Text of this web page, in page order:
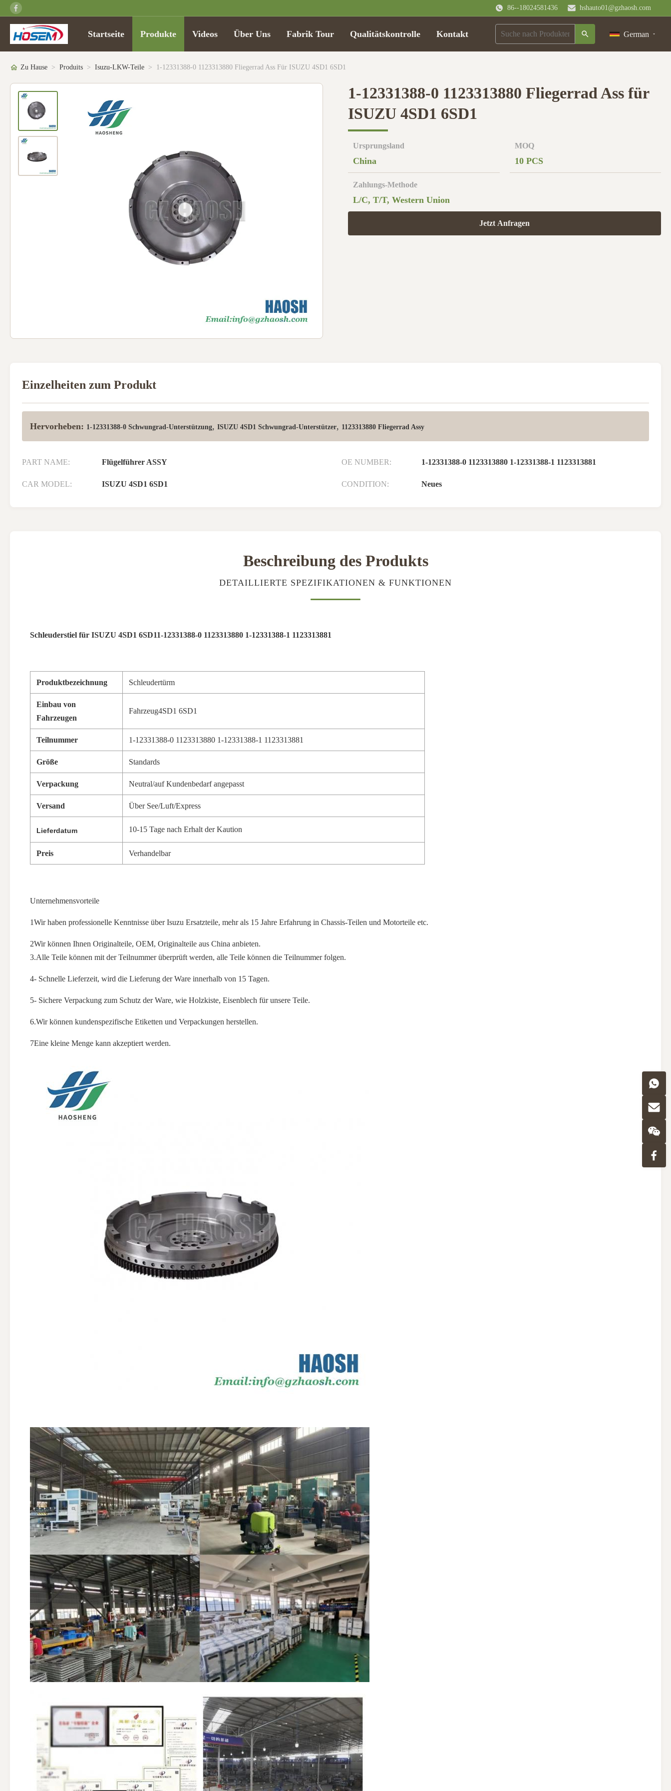
86--18024581436 hshauto01@gzhaosh.com
Startseite Produkte Videos Über Uns Fabrik Tour Qualitätskontrolle Kontakt German
Zu Hause > Produits > Isuzu-LKW-Teile > 1-12331388-0 1123313880 Fliegerrad Ass Für ISUZU 4SD1 6SD1
1-12331388-0 1123313880 Fliegerrad Ass für
ISUZU 4SD1 6SD1
Ursprungsland
China
MOQ
10 PCS
Zahlungs-Methode
L/C, T/T, Western Union
Jetzt Anfragen
Einzelheiten zum Produkt
Hervorheben: 1-12331388-0 Schwungrad-Unterstützung, ISUZU 4SD1 Schwungrad-Unterstützer, 1123313880 Fliegerrad Assy
PART NAME: Flügelführer ASSY OE NUMBER: 1-12331388-0 1123313880 1-12331388-1 1123313881
CAR MODEL: ISUZU 4SD1 6SD1 CONDITION: Neues
Beschreibung des Produkts
DETAILLIERTE SPEZIFIKATIONEN & FUNKTIONEN
Schleuderstiel für ISUZU 4SD1 6SD11-12331388-0 1123313880 1-12331388-1 1123313881
Produktbezeichnung Schleudertürm
Einbau von
Fahrzeugen
Fahrzeug4SD1 6SD1
Teilnummer 1-12331388-0 1123313880 1-12331388-1 1123313881
Größe Standards
Verpackung Neutral/auf Kundenbedarf angepasst
Versand Über See/Luft/Express
Lieferdatum 10-15 Tage nach Erhalt der Kaution
Preis Verhandelbar
Unternehmensvorteile
1Wir haben professionelle Kenntnisse über Isuzu Ersatzteile, mehr als 15 Jahre Erfahrung in Chassis-Teilen und Motorteile etc.
2Wir können Ihnen Originalteile, OEM, Originalteile aus China anbieten.
3.Alle Teile können mit der Teilnummer überprüft werden, alle Teile können die Teilnummer folgen.
4- Schnelle Lieferzeit, wird die Lieferung der Ware innerhalb von 15 Tagen.
5- Sichere Verpackung zum Schutz der Ware, wie Holzkiste, Eisenblech für unsere Teile.
6.Wir können kundenspezifische Etiketten und Verpackungen herstellen.
7Eine kleine Menge kann akzeptiert werden.